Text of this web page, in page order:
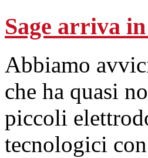
Sage arriva
Abbiamo
che ha quasi
piccoli
tecnologici